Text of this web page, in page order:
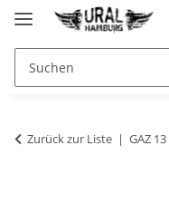
Zurück zur Liste GAZ